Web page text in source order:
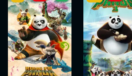
Sledovat
Sledovat
Sledovat
Sledovat